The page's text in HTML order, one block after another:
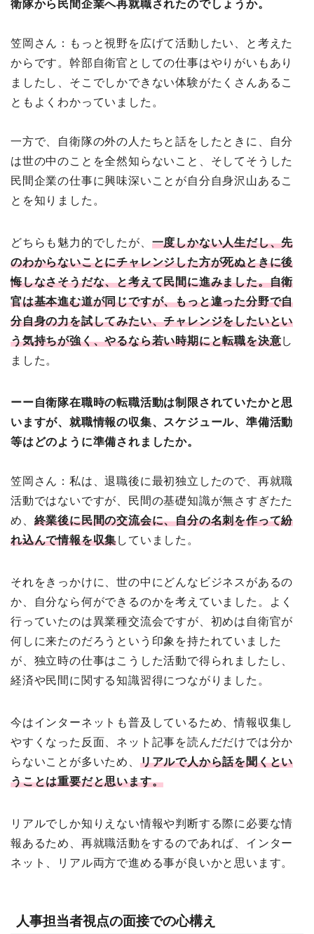
衛隊から民間企業へ再就職されたのでしょうか。
笠岡さん：もっと視野を広げて活動したい、と考えた
からです。幹部自衛官としての仕事はやりがいもあり
ましたし、そこでしかできない体験がたくさんあるこ
ともよくわかっていました。
一方で、自衛隊の外の人たちと話をしたときに、自分
は世の中のことを全然知らないこと、そしてそうした
民間企業の仕事に興味深いことが自分自身沢山あるこ
とを知りました。
どちらも魅力的でしたが、 一度しかない人生だし、先
のわからないことにチャレンジした方が死ぬときに後
悔しなさそうだな、と考えて民間に進みました。自衛
官は基本進む道が同じですが、もっと違った分野で自
分自身の力を試してみたい、チャレンジをしたいとい
う気持ちが強く、やるなら若い時期にと転職を決意し
ました。
ーー自衛隊在職時の転職活動は制限されていたかと思
いますが、就職情報の収集、スケジュール、準備活動
等はどのように準備されましたか。
笠岡さん：私は、退職後に最初独立したので、再就職
活動ではないですが、民間の基礎知識が無さすぎたた
め、 終業後に民間の交流会に、自分の名刺を作って紛
れ込んで情報を収集していました。
それをきっかけに、世の中にどんなビジネスがあるの
か、自分なら何ができるのかを考えていました。よく
行っていたのは異業種交流会ですが、初めは自衛官が
何しに来たのだろうという印象を持たれていました
が、独立時の仕事はこうした活動で得られましたし、
経済や民間に関する知識習得につながりました。
今はインターネットも普及しているため、情報収集し
やすくなった反面、ネット記事を読んだだけでは分か
らないことが多いため、 リアルで人から話を聞くとい
うことは重要だと思います。
リアルでしか知りえない情報や判断する際に必要な情
報あるため、再就職活動をするのであれば、インター
ネット、リアル両方で進める事が良いかと思います。
人事担当者視点の面接での心構え